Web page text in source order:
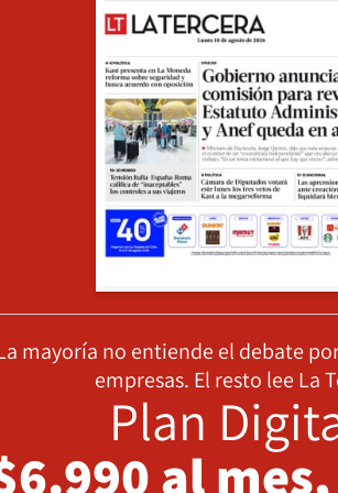
mayoría no entiende el debate
empresas. El resto lee La
Plan
al